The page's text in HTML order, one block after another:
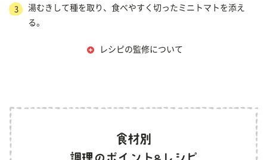
3
湯むきして種を取り、食べやすく切ったミニトマトを添え
る。
レシピの監修について